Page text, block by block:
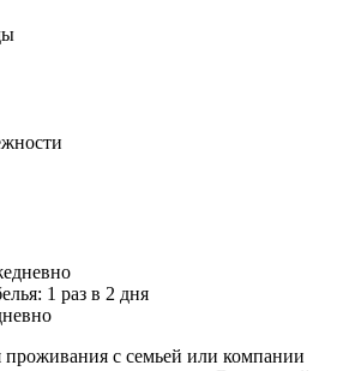
1 раз в 2 дня
с семьей или компании